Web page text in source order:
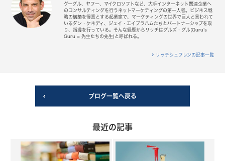
グーグル、ヤフー、マイクロソフトなど、大手インターネット関連企業へ
のコンサルティングを行うネットマーケティングの第一人者。ビジネス戦
略の構築を得意とする起業家で、マーケティングの世界で巨人と言われて
いるダン・ケネディ、ジェイ・エイブラハムたちとパートナーシップを取
り、指導を行っている。そんな経歴からリッチはグルズ・グル(Guru’s
Guru = 先生たちの先生)と呼ばれる。
リッチシェフレンの記事一覧
ブログ一覧へ戻る
最近の記事